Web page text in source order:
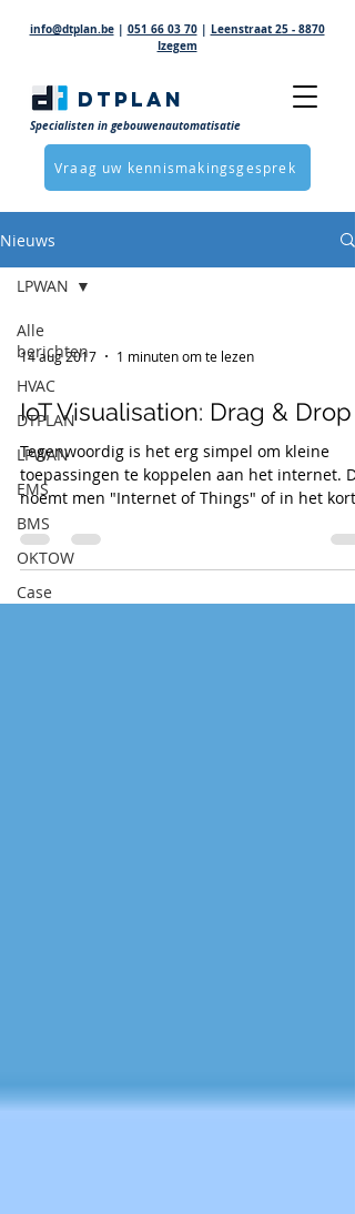
info@dtplan.be| 051 66 03 70| Leenstraat 25 - 8870
Izegem
DTPLAN
Vraag uw kennismakingsgesprek
Specialisten in gebouwenautomatisatie
Nieuws
Alle
berichten
HVAC
DTPLAN
LPWAN
EMS
BMS
OKTOW
Case
LPWAN
14 aug 2017 1 minuten om te lezen
IoT Visualisation: Drag & Drop
Tegenwoordig is het erg simpel om kleine
toepassingen te koppelen aan het internet.
noemt men "Internet of Things" of in het